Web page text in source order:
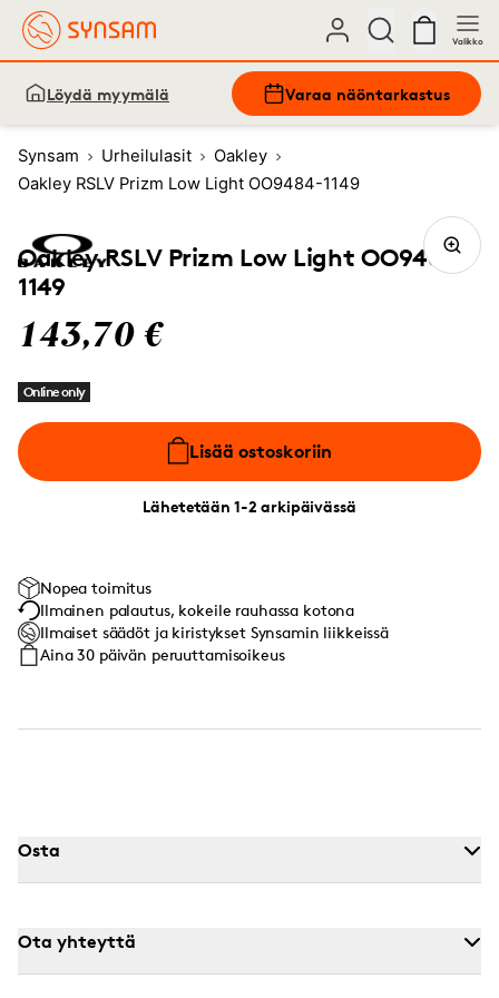
Valikko
Löydä myymälä Varaa näöntarkastus
Synsam Urheilulasit
Oakley
Oakley RSLV Prizm Low Light OO9484-1149
Oakley RSLV Prizm Low Light OO9484-
1149
143,70 €
Online only
Lisää ostoskoriin
Lähetetään 1-2 arkipäivässä
Nopea toimitus
Ilmainen palautus, kokeile rauhassa kotona
Ilmaiset säädöt ja kiristykset Synsamin liikkeissä
Aina 30 päivän peruuttamisoikeus
Osta
Ota yhteyttä